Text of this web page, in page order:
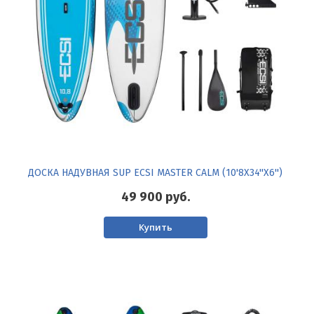
ДОСКА НАДУВНАЯ SUP ECSI MASTER CALM (10'8X34''X6'')
49 900 руб.
Купить